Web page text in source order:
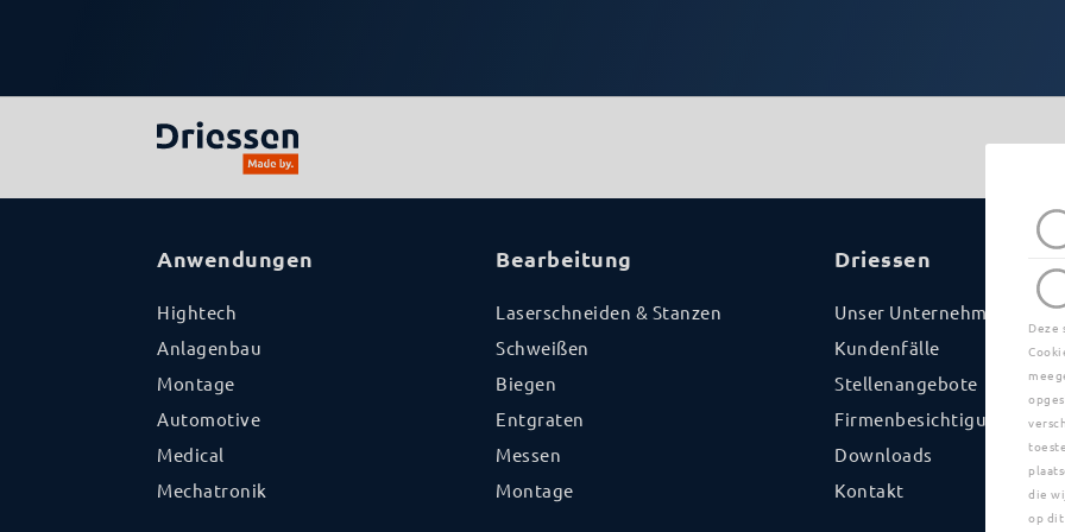
Deze
die
op dit
Anwendungen
Hightech
Anlagenbau
Montage
Automotive
Medical
Mechatronik
Bearbeitung
Laserschneiden & Stanzen
Schweißen
Biegen
Entgraten
Messen
Montage
Driessen
Unser Unternehmen
Kundenfälle
Stellenangebote
Firmenbesichtigung
Downloads
Kontakt